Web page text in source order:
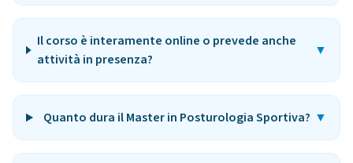
Il corso è interamente online o prevede anche
attività in presenza?
▼
Quanto dura il Master in Posturologia Sportiva? ▼